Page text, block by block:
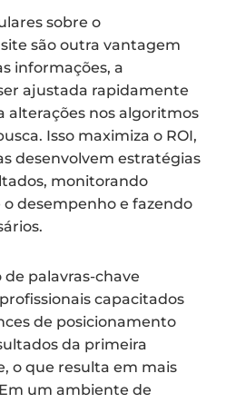
sobre o
são outra vantagem
informações, a
ajustada rapidamente
alterações nos algoritmos
Isso maximiza o ROI,
desenvolvem estratégias
monitorando
desempenho e fazendo
de palavras-chave
capacitados
de posicionamento
da primeira
o que resulta em mais
um ambiente de